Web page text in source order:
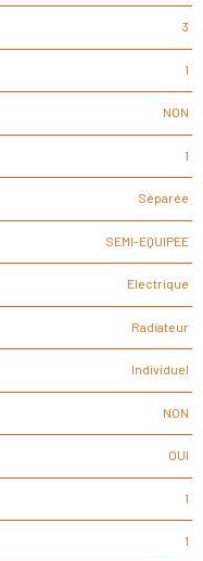
3
1
NON
1
Séparée
SEMI-EQUIPEE
Electrique
Radiateur
Individuel
NON
OUI
1
1